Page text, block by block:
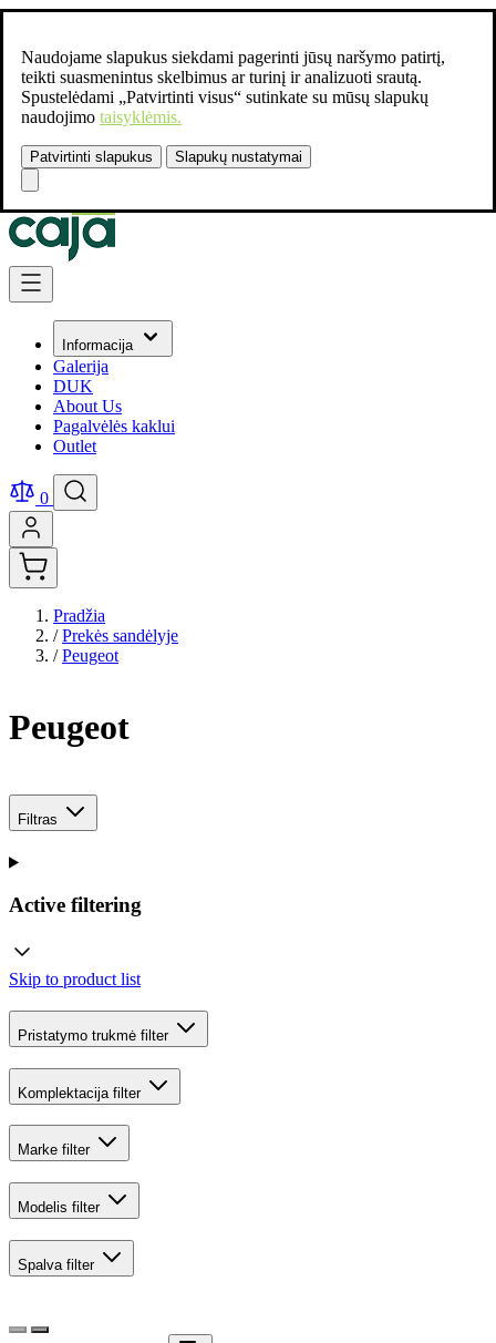
Naudojame slapukus siekdami pagerinti jūsų naršymo patirtį,
teikti suasmenintus skelbimus ar turinį ir analizuoti srautą.
Spustelėdami „Patvirtinti visus“ sutinkate su mūsų slapukų
naudojimo taisyklėmis.
Patvirtinti slapukus Slapukų nustatymai
Susisiekite:
Skip to Content
Informacija
Galerija
DUK
About Us
Pagalvėlės kaklui
Outlet
0
Pradžia
/ Prekės sandėlyje
/ Peugeot
Peugeot
Filtras
Active filtering
Skip to product list
Pristatymo trukmė filter
Komplektacija filter
Marke filter
Modelis filter
Spalva filter